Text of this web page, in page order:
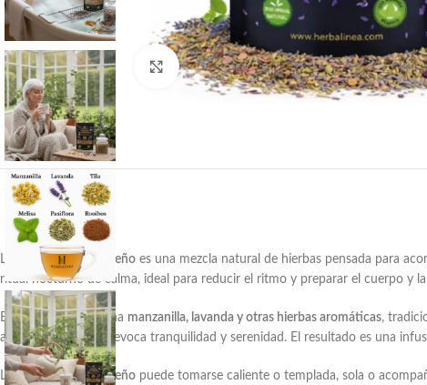
Haga clic para ampliar
La infusión relax y sueño es una mezcla natural de hierbas pensada para
ritual nocturno de calma, ideal para reducir el ritmo y preparar el cuerpo y
Esta infusión combina manzanilla, lavanda y otras hierbas aromáticas,
aroma delicado que evoca tranquilidad y serenidad. El resultado es una
Lainfusión relax y sueño puede tomarse caliente o templada, sola o